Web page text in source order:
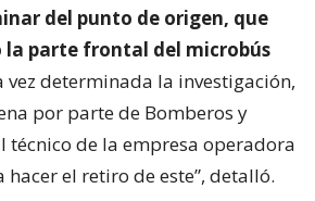
del punto de origen, que
la parte frontal del microbús
vez determinada la investigación,
por parte de Bomberos y
técnico de la empresa operadora
el retiro de este”, detalló.